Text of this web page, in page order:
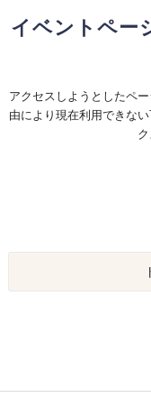
イベントペー
アクセスしようとしたペ
由により現在利用できな